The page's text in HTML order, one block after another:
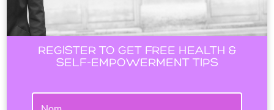
REGISTER TO GET FREE HEALTH &
SELF-EMPOWERMENT TIPS